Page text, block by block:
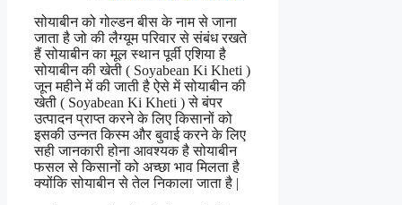
सोयाबीन को गोल्डन बीस के नाम से जाना
जाता है जो की लैग्यूम परिवार से संबंध रखते
हैं सोयाबीन का मूल स्थान पूर्वी एशिया है
सोयाबीन की खेती ( Soyabean Ki Kheti )
जून महीने में की जाती है ऐसे में सोयाबीन की
खेती ( Soyabean Ki Kheti ) से बंपर
उत्पादन प्राप्त करने के लिए किसानों को
इसकी उन्नत किस्म और बुवाई करने के लिए
सही जानकारी होना आवश्यक है सोयाबीन
फसल से किसानों को अच्छा भाव मिलता है
क्योंकि सोयाबीन से तेल निकाला जाता है |